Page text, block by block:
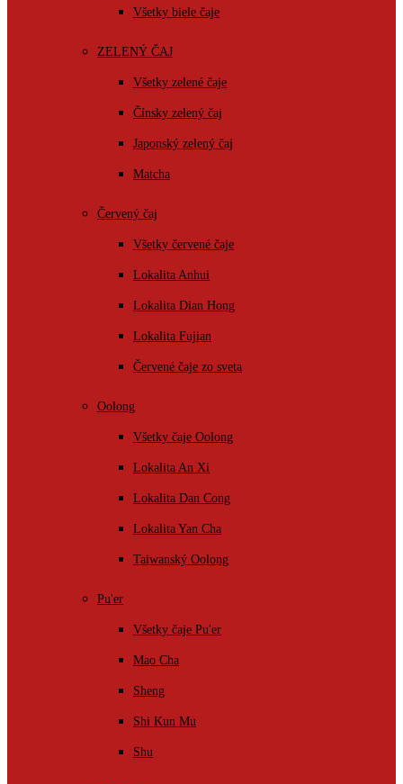
Všetky biele čaje
ZELENÝ ČAJ
Všetky zelené čaje
Čínsky zelený čaj
Japonský zelený čaj
Matcha
Červený čaj
Všetky červené čaje
Lokalita Anhui
Lokalita Dian Hong
Lokalita Fujian
Červené čaje zo sveta
Oolong
Všetky čaje Oolong
Lokalita An Xi
Lokalita Dan Cong
Lokalita Yan Cha
Taiwanský Oolong
Pu'er
Všetky čaje Pu'er
Mao Cha
Sheng
Shi Kun Mu
Shu